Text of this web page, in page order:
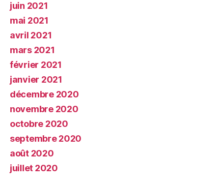
juin 2021
mai 2021
avril 2021
mars 2021
février 2021
janvier 2021
décembre 2020
novembre 2020
octobre 2020
septembre 2020
août 2020
juillet 2020